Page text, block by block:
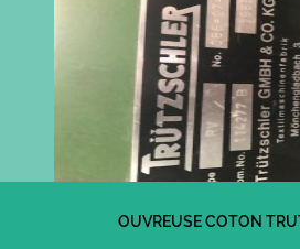
OUVREUSE COTON